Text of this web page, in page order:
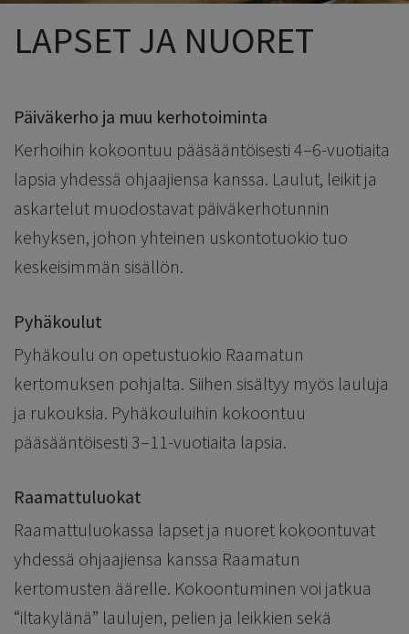
LAPSET JA NUORET
Päiväkerho ja muu kerhotoiminta
Kerhoihin kokoontuu pääsääntöisesti 4–6-vuotiaita
lapsia yhdessä ohjaajiensa kanssa. Laulut, leikit ja
askartelut muodostavat päiväkerhotunnin
kehyksen, johon yhteinen uskontotuokio tuo
keskeisimmän sisällön.
Pyhäkoulut
Pyhäkoulu on opetustuokio Raamatun
kertomuksen pohjalta. Siihen sisältyy myös lauluja
ja rukouksia. Pyhäkouluihin kokoontuu
pääsääntöisesti 3–11-vuotiaita lapsia.
Raamattuluokat
Raamattuluokassa lapset ja nuoret kokoontuvat
yhdessä ohjaajiensa kanssa Raamatun
kertomusten äärelle. Kokoontuminen voi jatkua
“iltakylänä” laulujen, pelien ja leikkien sekä